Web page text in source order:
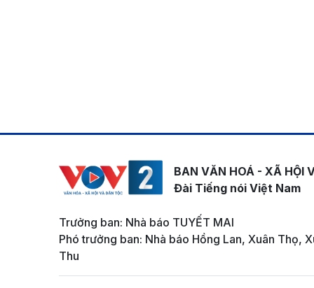
BAN VĂN HOÁ - XÃ HỘI
Đài Tiếng nói Việt Nam
Trưởng ban: Nhà báo TUYẾT MAI
Phó trưởng ban: Nhà báo Hồng Lan, Xuân Thọ,
Thu